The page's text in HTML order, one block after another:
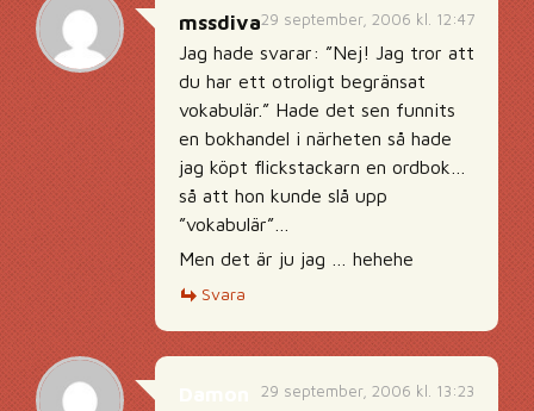
29 september, 2006 kl. 12:47
mssdiva
Jag hade svarar: ”Nej! Jag tror att
du har ett otroligt begränsat
vokabulär.” Hade det sen funnits
en bokhandel i närheten så hade
jag köpt flickstackarn en ordbok…
så att hon kunde slå upp
”vokabulär”…
Men det är ju jag … hehehe
Svara
29 september, 2006 kl. 13:23